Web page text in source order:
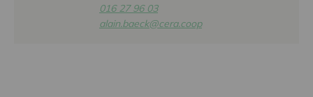
016 27 96 03
alain.baeck@cera.coop